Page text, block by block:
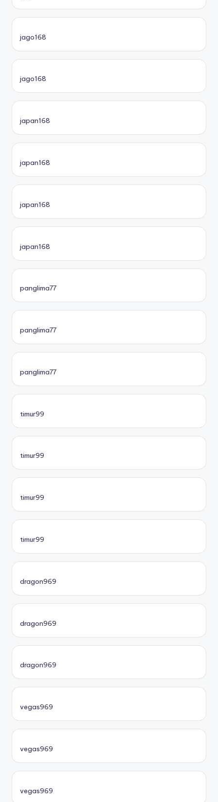
jago168
jago168
japan168
japan168
japan168
japan168
panglima77
panglima77
panglima77
timur99
timur99
timur99
timur99
dragon969
dragon969
dragon969
vegas969
vegas969
vegas969